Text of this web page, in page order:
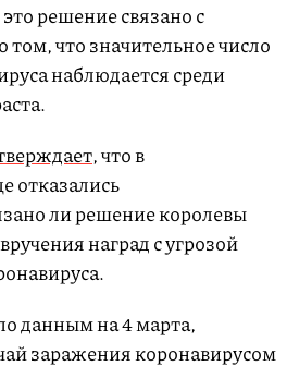
решение связано с
что значительное число
наблюдается среди
, что в
отказались
ли решение королевы
наград с угрозой
данным на 4 марта,
заражения коронавирусом